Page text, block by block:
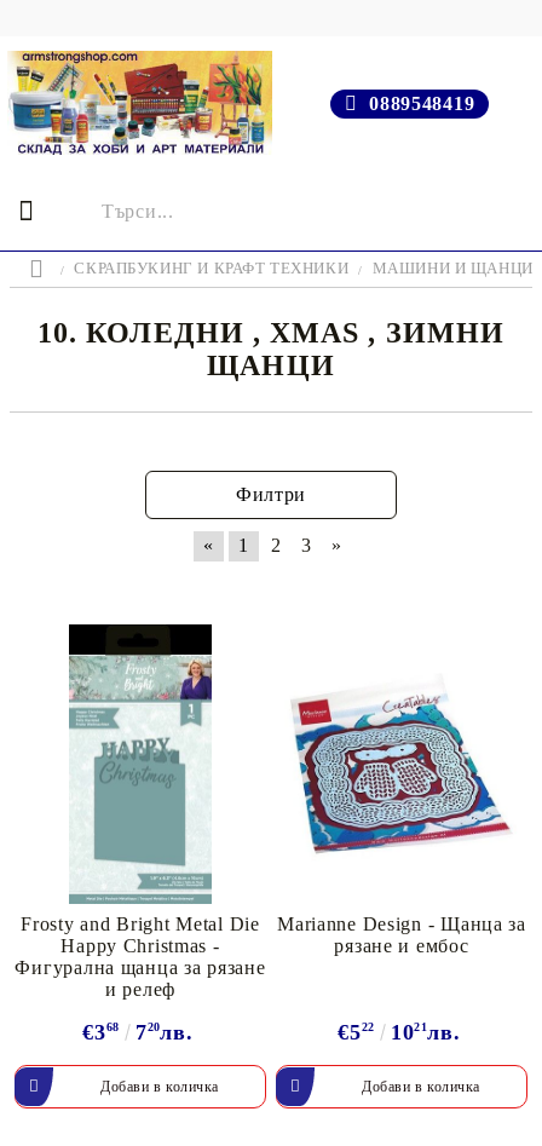
0889548419
СКРАПБУКИНГ И КРАФТ ТЕХНИКИ МАШИНИ И ЩАНЦИ
10. КОЛЕДНИ , XMAS , ЗИМНИ
ЩАНЦИ
Филтри
« 1 2 3 »
Frosty and Bright Metal Die
Happy Christmas -
Фигурална щанца за рязане
и релеф
€368 720лв.
Marianne Design - Щанца за
рязане и ембос
€522 1021лв.